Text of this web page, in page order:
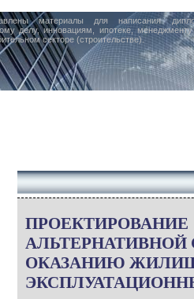
материалы для написания
делу, инновациям, ипотеке,
секторе (строительстве).
ПРОЕКТИРОВАНИЕ
ОКАЗАНИЮ